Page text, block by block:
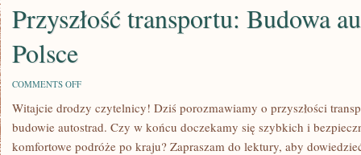
Przyszłość transportu: Budowa
Polsce
COMMENTS OFFON
TRANSPORTU:
BUDOWA
AUTOSTRAD
W
Witajcie drodzy czytelnicy! Dziś porozmawiamy ⁤o przyszłości
budowie⁢ autostrad.‍ Czy w końcu doczekamy się szybkich i
komfortowe podróże po kraju? Zapraszam do lektury, aby​